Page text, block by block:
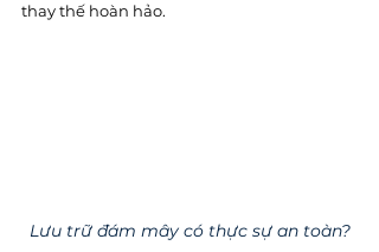
thay thế hoàn hảo.
Lưu trữ đám mây có thực sự an toàn?